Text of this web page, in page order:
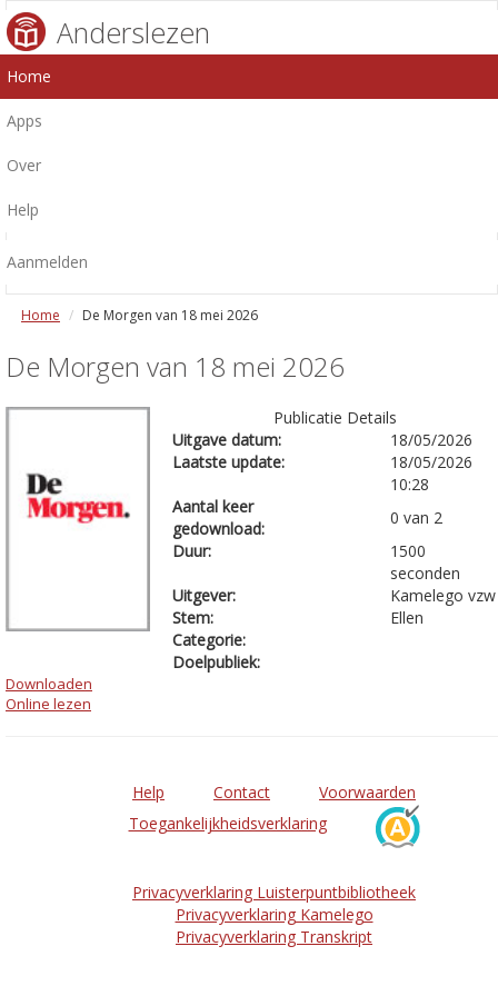
Anderslezen
Home
Apps
Over
Help
Aanmelden
Home De Morgen van 18 mei 2026
De Morgen van 18 mei 2026
Publicatie Details
Uitgave datum:
18/05/2026
Laatste update:
18/05/2026
10:28
Aantal keer
gedownload:
0 van 2
Duur:
1500
seconden
Uitgever:
Kamelego vzw
Stem:
Ellen
Categorie:
Doelpubliek:
Downloaden
Online lezen
Help Contact
Voorwaarden
Toegankelijkheidsverklaring
Privacyverklaring Luisterpuntbibliotheek
Privacyverklaring Kamelego
Privacyverklaring Transkript